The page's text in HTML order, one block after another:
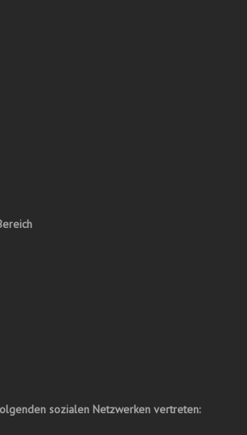
sozialen Netzwerken vertreten: